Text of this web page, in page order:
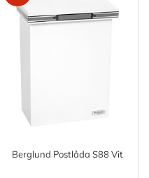
Berglund Postlåda S88 Vit